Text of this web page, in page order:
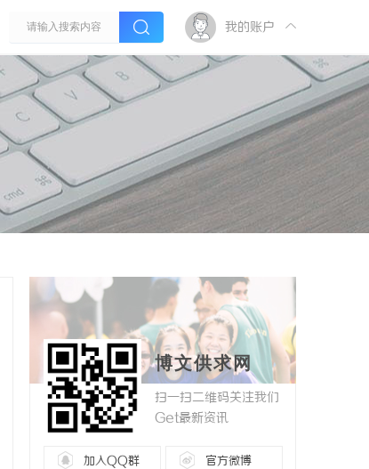
我的账户
博文供求网
扫一扫二维码关注我们
Get最新资讯
加入QQ群 官方微博